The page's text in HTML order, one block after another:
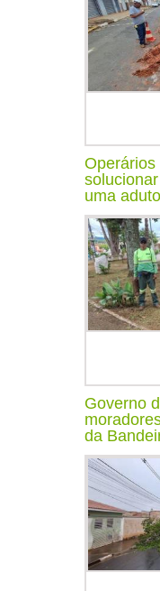
Operários
uma
Governo
da